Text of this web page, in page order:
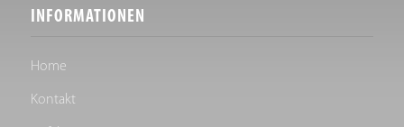
INFORMATIONEN
Home
Kontakt